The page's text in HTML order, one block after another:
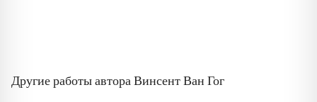
Другие работы автора Винсент Ван Гог